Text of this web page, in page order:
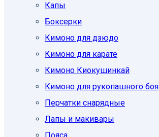
Капы
Боксерки
Кимоно для дзюдо
Кимоно для карате
Кимоно Киокушинкай
Кимоно для рукопашного боя
Перчатки снарядные
Лапы и макивары